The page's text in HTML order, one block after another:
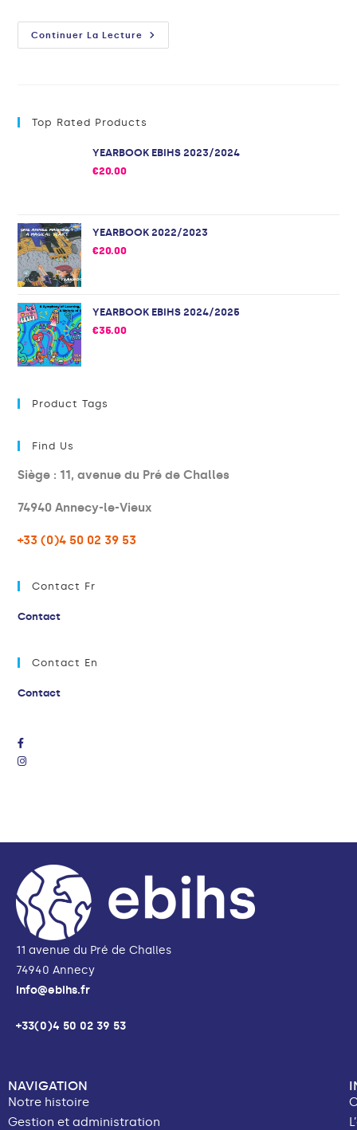
Continuer La Lecture
Top Rated Products
YEARBOOK EBIHS 2023/2024
€20.00
YEARBOOK 2022/2023
€20.00
YEARBOOK EBIHS 2024/2025
€35.00
Product Tags
Find Us
Siège : 11, avenue du Pré de Challes
74940 Annecy-le-Vieux
+33 (0)4 50 02 39 53
Contact Fr
Contact
Contact En
Contact
11 avenue du Pré de Challes
74940 Annecy
info@ebihs.fr
+33(0)4 50 02 39 53
NAVIGATION
Notre histoire
Gestion et administration